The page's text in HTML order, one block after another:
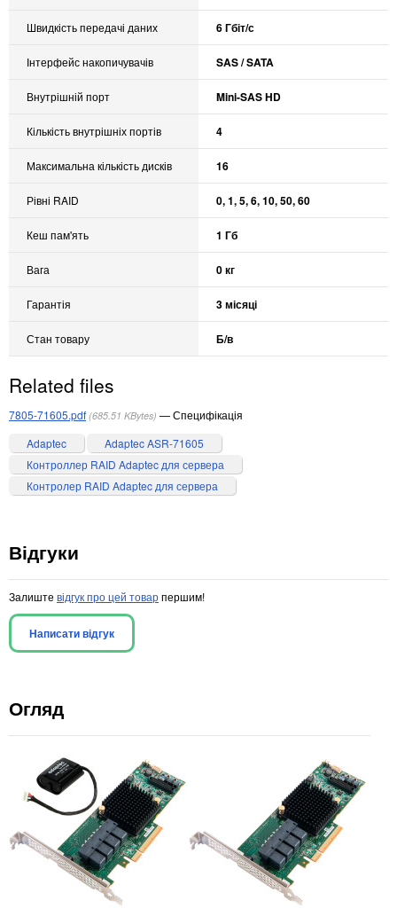
Швидкість передачі даних 6 Гбіт/с
Інтерфейс накопичувачів SAS / SATA
Внутрішній порт Mini-SAS HD
Кількість внутрішніх портів 4
Максимальна кількість дисків 16
Рівні RAID 0, 1, 5, 6, 10, 50, 60
Кеш пам'ять 1 Гб
Вага 0 кг
Гарантія 3 місяці
Стан товару Б/в
Related files
7805-71605.pdf 685.51 KBytes
Специфікація
Adaptec
Adaptec ASR-71605
Контроллер RAID Adaptec для сервера
Контролер RAID Adaptec для сервера
Відгуки
Залиште відгук про цей товарпершим!
Написати відгук
Огляд